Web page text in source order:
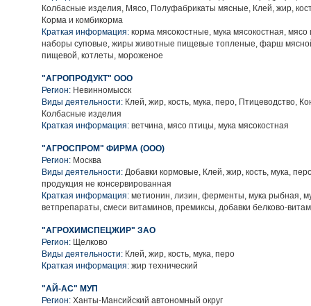
Колбасные изделия, Мясо, Полуфабрикаты мясные, Клей, жир,
Корма и комбикорма
Краткая информация: корма мясокостные, мука мясокостная, мясо
наборы суповые, жиры животные пищевые топленые, фарш
пищевой, котлеты, мороженое
"АГРОПРОДУКТ" ООО
Регион: Невинномысск
Виды деятельности: Клей, жир, кость, мука, перо, Птицеводство,
Колбасные изделия
Краткая информация: ветчина, мясо птицы, мука мясокостная
"АГРОСПРОМ" ФИРМА (ООО)
Регион: Москва
Виды деятельности: Добавки кормовые, Клей, жир, кость, мука,
продукция не консервированная
Краткая информация: метионин, лизин, ферменты, мука рыбная,
ветпрепараты, смеси витаминов, премиксы, добавки белково-
"АГРОХИМСПЕЦЖИР" ЗАО
Регион: Щелково
Виды деятельности: Клей, жир, кость, мука, перо
Краткая информация: жир технический
"АЙ-АС" МУП
Регион: Ханты-Мансийский автономный округ